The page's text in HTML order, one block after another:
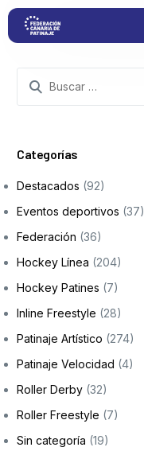
Categorías
Destacados (92)
Eventos deportivos (37)
Federación (36)
Hockey Línea (204)
Hockey Patines (7)
Inline Freestyle (28)
Patinaje Artístico (274)
Patinaje Velocidad (4)
Roller Derby (32)
Roller Freestyle (7)
Sin categoría (19)
Proyectos
Competiciones
Clubs
Transparencia
Documentación
Blog